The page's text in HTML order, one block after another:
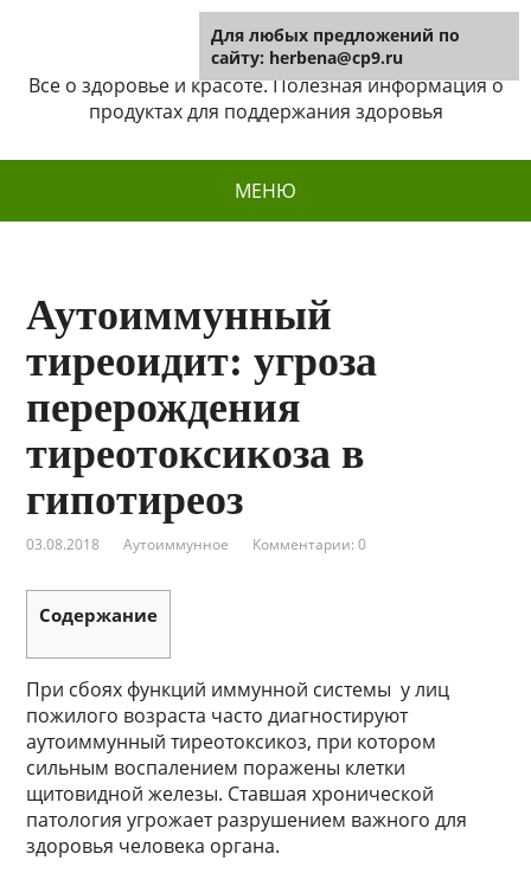
Herbena
Все о здоровье и красоте. Полезная информация о
продуктах для поддержания здоровья
МЕНЮ
Аутоиммунный
тиреоидит: угроза
перерождения
тиреотоксикоза в
гипотиреоз
03.08.2018 Аутоиммунное Комментарии: 0
Содержание
При сбоях функций иммунной системы у лиц
пожилого возраста часто диагностируют
аутоиммунный тиреотоксикоз, при котором
сильным воспалением поражены клетки
щитовидной железы. Ставшая хронической
патология угрожает разрушением важного для
здоровья человека органа.
Для любых предложений по
сайту: herbena@cp9.ru